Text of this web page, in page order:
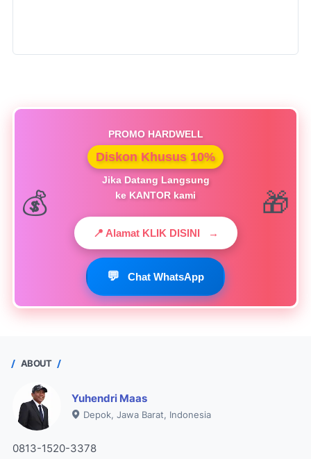
PROMO HARDWELL
Diskon Khusus 10%
Jika Datang Langsung
ke KANTOR kami
📍 Alamat KLIK DISINI →
💬 Chat WhatsApp
ABOUT
Yuhendri Maas
Depok, Jawa Barat, Indonesia
0813-1520-3378